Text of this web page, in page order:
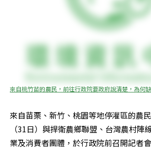
來自桃竹苗的農民，前往行政院要政府說清楚，為何
來自苗栗、新竹、桃園等地停灌區的農
（31日）與捍衛農鄉聯盟、台灣農村陣
業及消費者團體，於行政院前召開記者